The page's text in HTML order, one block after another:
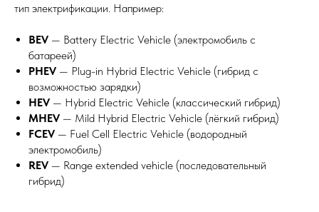
тип электрификации. Например:
BEV — Battery Electric Vehicle (электромобиль с
батареей)
PHEV — Plug-in Hybrid Electric Vehicle (гибрид с
возможностью зарядки)
HEV — Hybrid Electric Vehicle (классический гибрид)
MHEV — Mild Hybrid Electric Vehicle (лёгкий гибрид)
FCEV — Fuel Cell Electric Vehicle (водородный
электромобиль)
REV — Range extended vehicle (последовательный
гибрид)